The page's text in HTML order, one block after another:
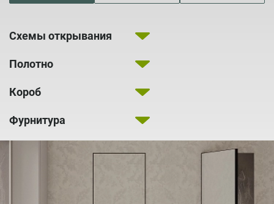
Схемы открывания
Полотно
Короб
Фурнитура